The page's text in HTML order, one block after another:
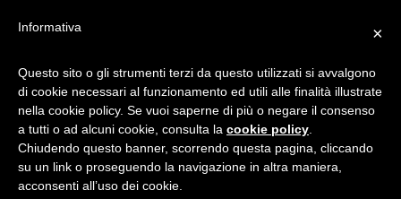
TEATRO
Tagged
×
Informativa
Questo sito o gli strumenti terzi da questo utilizzati si avvalgono
di cookie necessari al funzionamento ed utili alle finalità illustrate
nella cookie policy. Se vuoi saperne di più o negare il consenso
a tutti o ad alcuni cookie, consulta la cookie policy
Chiudendo questo banner, scorrendo questa pagina, cliccando
su un link o proseguendo la navigazione in altra maniera,
acconsenti all’uso dei cookie.